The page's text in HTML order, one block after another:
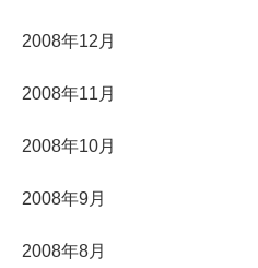
2008年12月
2008年11月
2008年10月
2008年9月
2008年8月